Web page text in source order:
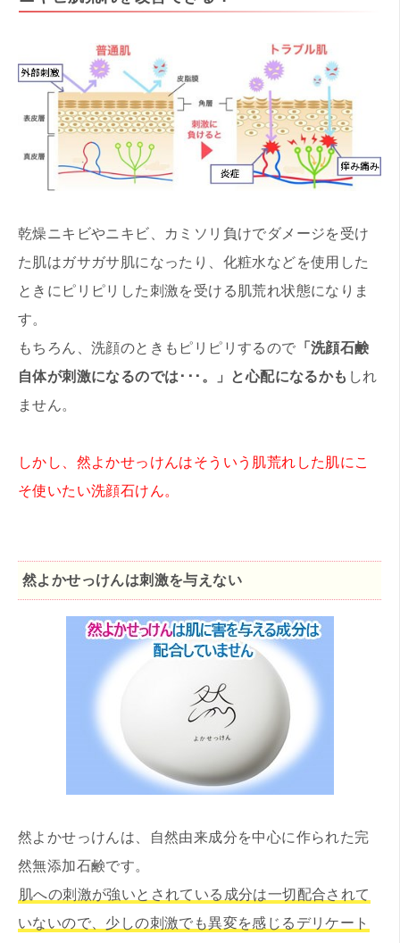
乾燥ニキビやニキビ、カミソリ負けでダメージを受け
た肌はガサガサ肌になったり、化粧水などを使用した
ときにピリピリした刺激を受ける肌荒れ状態になりま
す。
もちろん、洗顔のときもピリピリするので 「洗顔石鹸
自体が刺激になるのでは･･･。」と心配になるかも しれ
ません。
しかし、然よかせっけんはそういう肌荒れした肌にこ
そ使いたい洗顔石けん。
然よかせっけんは刺激を与えない
然よかせっけんは、自然由来成分を中心に作られた完
然無添加石鹸です。
肌への刺激が強いとされている成分は一切配合されて
いないので、少しの刺激でも異変を感じるデリケート